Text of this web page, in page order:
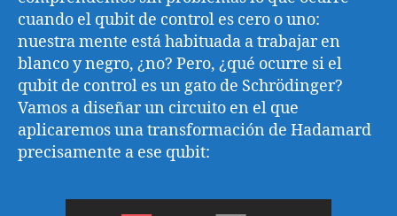
cuando el qubit de control es cero o uno:
nuestra mente está habituada a trabajar en
blanco y negro, ¿no? Pero, ¿qué ocurre si el
qubit de control es un gato de Schrödinger?
Vamos a diseñar un circuito en el que
aplicaremos una transformación de Hadamard
precisamente a ese qubit: